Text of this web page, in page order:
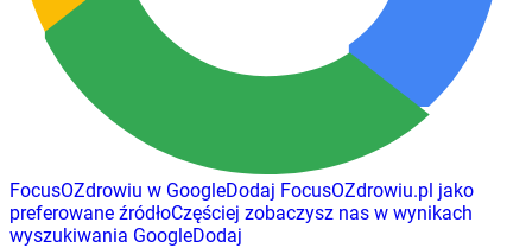
FocusOZdrowiu w GoogleDodaj FocusOZdrowiu.pl jako
preferowane źródłoCzęściej zobaczysz nas w wynikach
wyszukiwania GoogleDodaj